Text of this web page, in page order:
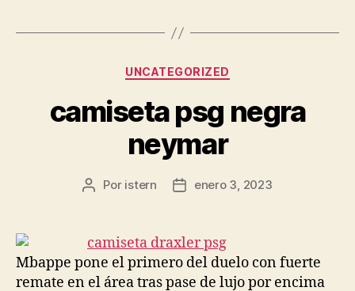
Categorías
UNCATEGORIZED
camiseta psg negra
neymar
Autor
entrada
Por istern
Fecha
entrada
enero 3, 2023
Mbappe pone el primero del duelo con fuerte
remate en el área tras pase de lujo por encima